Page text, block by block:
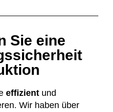
Sie eine
effizient und
Wir haben über